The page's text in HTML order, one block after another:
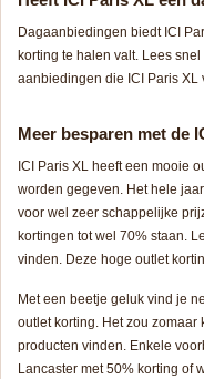
Dagaanbiedingen biedt ICI
korting te halen valt. Lees
aanbiedingen die ICI Paris XL
Meer besparen met de
ICI Paris XL heeft een mooie
worden gegeven. Het hele
voor wel zeer schappelijke
kortingen tot wel 70% staan.
vinden. Deze hoge outlet
Met een beetje geluk vind je
outlet korting. Het zou
producten vinden. Enkele
Lancaster met 50% korting of